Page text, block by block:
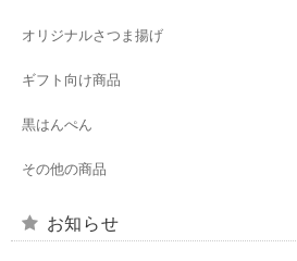
オリジナルさつま揚げ
ギフト向け商品
黒はんぺん
その他の商品
お知らせ